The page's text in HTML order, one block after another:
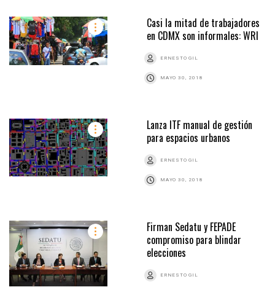
Casi la mitad de trabajadores
en CDMX son informales: WRI
ERNESTO GIL
MAYO 30, 2018
Lanza ITF manual de gestión
para espacios urbanos
ERNESTO GIL
MAYO 30, 2018
Firman Sedatu y FEPADE
compromiso para blindar
elecciones
ERNESTO GIL